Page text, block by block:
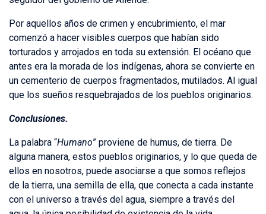
Por aquellos años de crimen y encubrimiento, el mar
comenzó a hacer visibles cuerpos que habían sido
torturados y arrojados en toda su extensión. El océano que
antes era la morada de los indígenas, ahora se convierte en
un cementerio de cuerpos fragmentados, mutilados. Al igual
que los sueños resquebrajados de los pueblos originarios.
Conclusiones.
La palabra “Humano” proviene de humus, de tierra. De
alguna manera, estos pueblos originarios, y lo que queda de
ellos en nosotros, puede asociarse a que somos reflejos
de la tierra, una semilla de ella, que conecta a cada instante
con el universo a través del agua, siempre a través del